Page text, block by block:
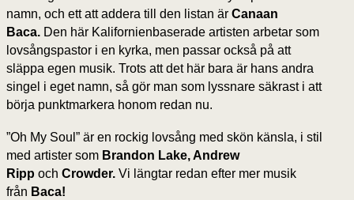
namn, och ett att addera till den listan är Canaan
Baca. Den här Kalifornienbaserade artisten arbetar som
lovsångspastor i en kyrka, men passar också på att
släppa egen musik. Trots att det här bara är hans andra
singel i eget namn, så gör man som lyssnare säkrast i att
börja punktmarkera honom redan nu.
”Oh My Soul” är en rockig lovsång med skön känsla, i stil
med artister som Brandon Lake, Andrew
Ripp och Crowder. Vi längtar redan efter mer musik
från Baca!